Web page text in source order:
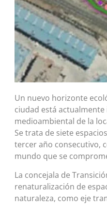
Un nuevo horizonte
ciudad está
medioambiental de la
Se trata de siete
tercer año consecutivo,
mundo que se
La concejala de
renaturalización de
naturaleza, como eje